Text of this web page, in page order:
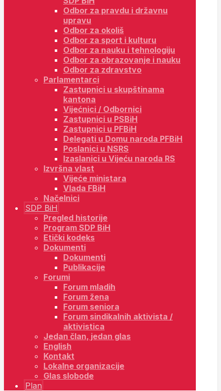
Odbor za pravdu i državnu
upravu
Odbor za okoliš
Odbor za sport i kulturu
Odbor za nauku i tehnologiju
Odbor za obrazovanje i nauku
Odbor za zdravstvo
Parlamentarci
Zastupnici u skupštinama
kantona
Vijećnici / Odbornici
Zastupnici u PSBiH
Zastupnici u PFBiH
Delegati u Domu naroda PFBiH
Poslanici u NSRS
Izaslanici u Vijeću naroda RS
Izvršna vlast
Vijeće ministara
Vlada FBiH
Načelnici
SDP BiH
Pregled historije
Program SDP BiH
Etički kodeks
Dokumenti
Dokumenti
Publikacije
Forumi
Forum mladih
Forum žena
Forum seniora
Forum sindikalnih aktivista /
aktivistica
Jedan član, jedan glas
English
Kontakt
Lokalne organizacije
Glas slobode
Plan